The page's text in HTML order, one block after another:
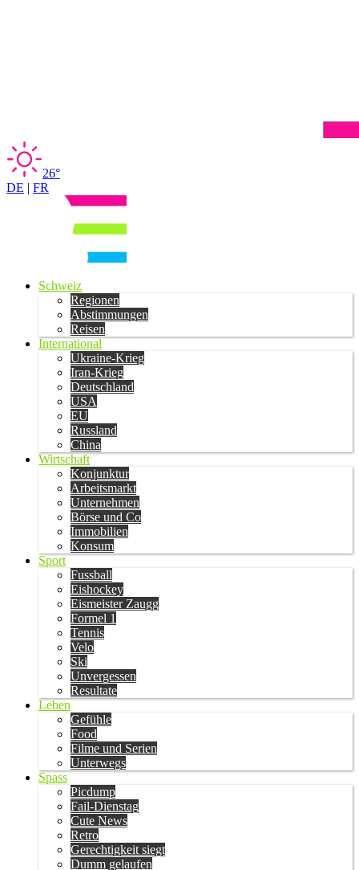
26°
DE | FR
Schweiz
Regionen
Abstimmungen
Reisen
International
Ukraine-Krieg
Iran-Krieg
Deutschland
USA
EU
Russland
China
Wirtschaft
Konjunktur
Arbeitsmarkt
Unternehmen
Börse und Co
Immobilien
Konsum
Sport
Fussball
Eishockey
Eismeister Zaugg
Formel 1
Tennis
Velo
Ski
Unvergessen
Resultate
Leben
Gefühle
Food
Filme und Serien
Unterwegs
Spass
Picdump
Fail-Dienstag
Cute News
Retro
Gerechtigkeit siegt
Dumm gelaufen